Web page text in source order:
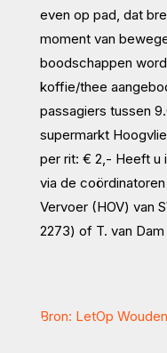
even op pad, dat
moment van
boodschappen
koffie/thee
passagiers tussen
supermarkt
per rit: € 2,- Heeft u
via de
Vervoer (HOV) van
2273) of T. van
Bron: LetOp